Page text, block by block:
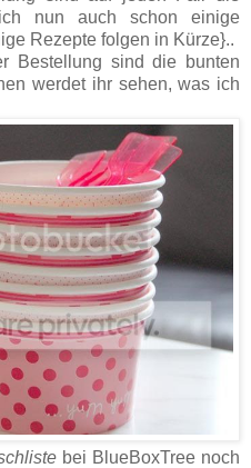
nun auch schon einige
Rezepte folgen in Kürze}..
Bestellung sind die bunten
werdet ihr sehen, was ich
bei BlueBoxTree noch